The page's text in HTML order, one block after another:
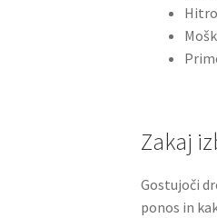
Zakaj
Gostujoči
ponos in